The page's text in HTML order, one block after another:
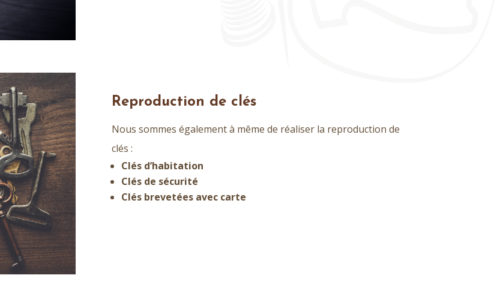
Reproduction de clés
Nous sommes également à même de réaliser la reproduction de
clés :
Clés d’habitation
Clés de sécurité
Clés brevetées avec carte